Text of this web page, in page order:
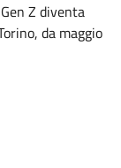
Z diventa
da maggio